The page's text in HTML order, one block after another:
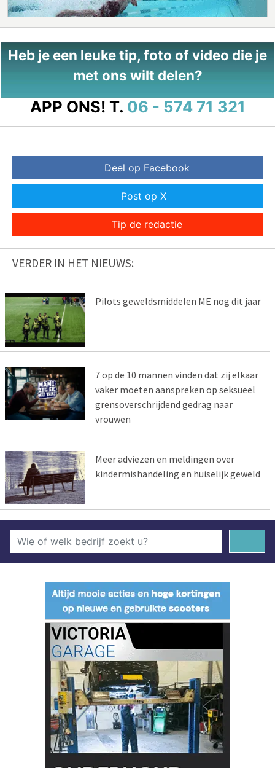
Heb je een leuke tip, foto of video die je
met ons wilt delen?
APP ONS! T. 06 - 574 71 321
Deel op Facebook
Post op X
Tip de redactie
VERDER IN HET NIEUWS:
Pilots geweldsmiddelen ME nog dit jaar
7 op de 10 mannen vinden dat zij elkaar
vaker moeten aanspreken op seksueel
grensoverschrijdend gedrag naar
vrouwen
Meer adviezen en meldingen over
kindermishandeling en huiselijk geweld